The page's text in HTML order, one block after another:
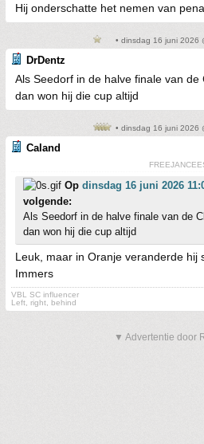
Hij onderschatte het nemen van
• dinsdag 16 juni 2026
DrDentz
Als Seedorf in de halve finale van
dan won hij die cup altijd
• dinsdag 16 juni 2026
Caland
Op dinsdag 16 juni 2026
volgende:
Als Seedorf in de halve finale van de
dan won hij die cup altijd
Leuk, maar in Oranje veranderde hij
Immers
VBL SC influencer
Left, right, behind
▼ Advertentie door